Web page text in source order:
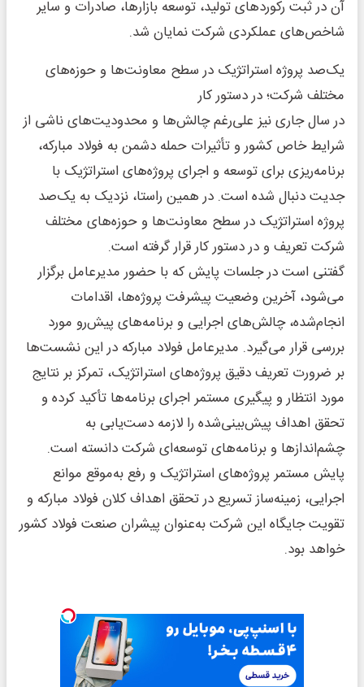
آن در ثبت رکوردهای تولید، توسعه بازارها، صادرات و سایر
شاخص‌های عملکردی شرکت نمایان شد.
یک‌صد پروژه استراتژیک در سطح معاونت‌ها و حوزه‌های
مختلف شرکت؛ در دستور کار
در سال جاری نیز علی‌رغم چالش‌ها و محدودیت‌های ناشی از
شرایط خاص کشور و تأثیرات حمله دشمن به فولاد مبارکه،
برنامه‌ریزی برای توسعه و اجرای پروژه‌های استراتژیک با
جدیت دنبال شده است. در همین راستا، نزدیک به یک‌صد
پروژه استراتژیک در سطح معاونت‌ها و حوزه‌های مختلف
شرکت تعریف و در دستور کار قرار گرفته است.
گفتنی است در جلسات پایش که با حضور مدیرعامل برگزار
می‌شود، آخرین وضعیت پیشرفت پروژه‌ها، اقدامات
انجام‌شده، چالش‌های اجرایی و برنامه‌های پیش‌رو مورد
بررسی قرار می‌گیرد. مدیرعامل فولاد مبارکه در این نشست‌ها
بر ضرورت تعریف دقیق پروژه‌های استراتژیک، تمرکز بر نتایج
مورد انتظار و پیگیری مستمر اجرای برنامه‌ها تأکید کرده و
تحقق اهداف پیش‌بینی‌شده را لازمه دست‌یابی به
چشم‌اندازها و برنامه‌های توسعه‌ای شرکت دانسته است.
پایش مستمر پروژه‌های استراتژیک و رفع به‌موقع موانع
اجرایی، زمینه‌ساز تسریع در تحقق اهداف کلان فولاد مبارکه و
تقویت جایگاه این شرکت به‌عنوان پیشران صنعت فولاد کشور
خواهد بود.